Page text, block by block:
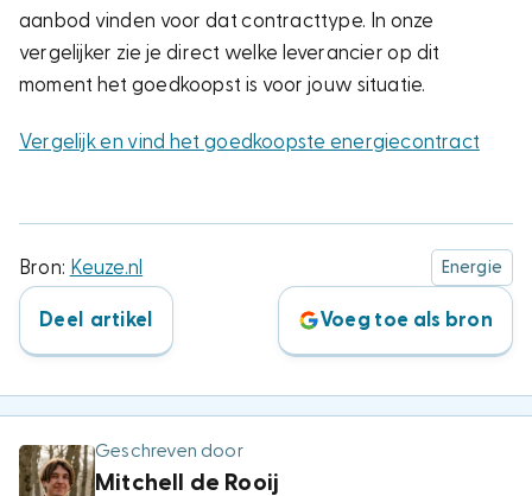
aanbod vinden voor dat contracttype. In onze
vergelijker zie je direct welke leverancier op dit
moment het goedkoopst is voor jouw situatie.
Vergelijk en vind het goedkoopste energiecontract
Bron: Keuze.nl Energie
Deel artikel Voeg toe als bron
Geschreven door
Mitchell de Rooij